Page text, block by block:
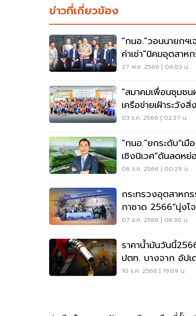
ข่าวที่เกี่ยวข้อง
"กนอ."วอนนายกฯ
ค่าเช่า"นิคมอุตสาห
27 พ.ย. 2566 | 06:03 น.
"สมาคมเพื่อนชุมช
เครือข่ายเฝ้าระวัง
03 ธ.ค. 2566 | 02:37 น.
"กนอ."ยกระดับ“เมื
เชิงนิเวศ”ดันลดห
บริการ E-PP
06 ธ.ค. 2566 | 00:29 น.
กระทรวงอุตสาหก
กาชาด 2566“นุ่ง
ชิม ใช้”
07 ธ.ค. 2566 | 06:30 น.
ราคาน้ำมันวันนี้
ปตท. บางจาก อัปเ
10 ธ.ค. 2566 | 19:09 น.